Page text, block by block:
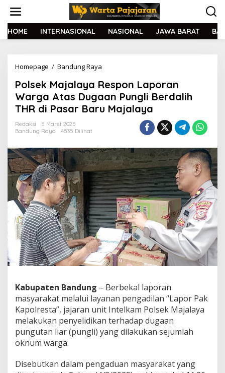
t
HOME INTERNASIONAL NASIONAL JAWA BARAT
Homepage / Bandung Raya
l
s
e
k
a
y
a
R
e
s
p
o
n
L
a
p
n
W
a
r
t
Polsek Majalaya Respon Laporan
Warga Atas Dugaan Pungli Berdalih
THR di Pasar Baru Majalaya
Redaksi
5 Maret 2025
Bandung Raya
4535 Dilihat
Kabupaten Bandung – Berbekal laporan
masyarakat melalui layanan pengadilan “Lapor Pak
Kapolresta”, jajaran unit Intelkam Polsek Majalaya
melakukan penyelidikan terhadap dugaan
pungutan liar (pungli) yang dilakukan sejumlah
oknum warga.
Disebutkan dalam pengaduan masyarakat yang